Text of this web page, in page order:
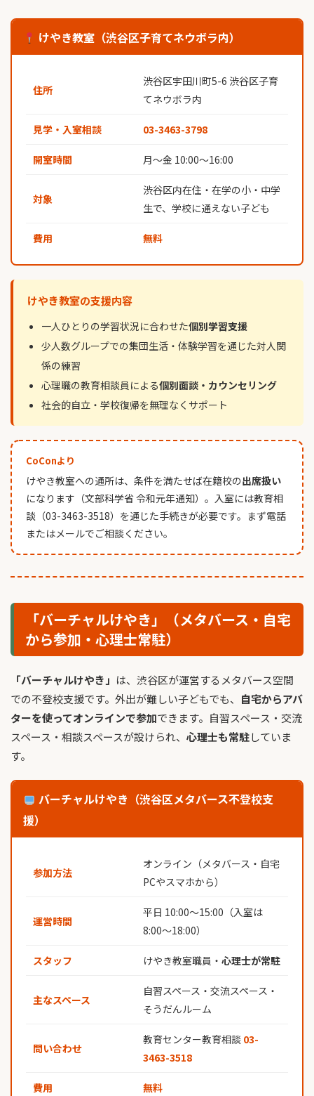
けやき教室（渋谷区子育てネウボラ内）
住所
渋谷区宇田川町5-6 渋谷区子育
てネウボラ内
見学・入室相談 03-3463-3798
開室時間 月〜金 10:00〜16:00
対象
渋谷区内在住・在学の小・中学
生で、学校に通えない子ども
費用 無料
けやき教室の支援内容
一人ひとりの学習状況に合わせた個別学習支援
少人数グループでの集団生活・体験学習を通じた対人関
係の練習
心理職の教育相談員による個別面談・カウンセリング
社会的自立・学校復帰を無理なくサポート
CoConより
けやき教室への通所は、条件を満たせば在籍校の出席扱い
になります（文部科学省 令和元年通知）。入室には教育相
談（03-3463-3518）を通じた手続きが必要です。まず電話
またはメールでご相談ください。
「バーチャルけやき」（メタバース・自宅
から参加・心理士常駐）
「バーチャルけやき」 は、渋谷区が運営するメタバース空間
での不登校支援です。外出が難しい子どもでも、 自宅からアバ
ターを使ってオンラインで参加できます。自習スペース・交流
スペース・相談スペースが設けられ、 心理士も常駐していま
す。
バーチャルけやき（渋谷区メタバース不登校支
援）
参加方法
オンライン（メタバース・自宅
PCやスマホから）
運営時間
平日 10:00〜15:00（入室は
8:00〜18:00）
スタッフ けやき教室職員・ 心理士が常駐
主なスペース
自習スペース・交流スペース・
そうだんルーム
問い合わせ
教育センター教育相談 03-
3463-3518
費用 無料